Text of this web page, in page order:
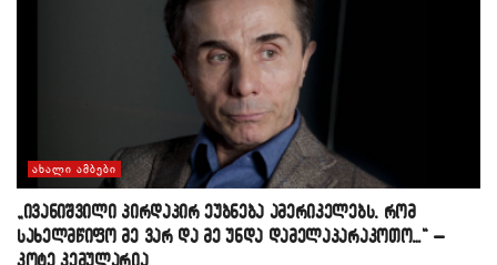
ᲐᲮᲐᲚᲘ ᲐᲛᲑᲔᲑᲘ
„ივანიშვილი პირდაპირ ეუბნება ამერიკელებს, რომ
სახელმწიფო მე ვარ და მე უნდა დამელაპარაკოთო…“ –
კოტე კემულარია